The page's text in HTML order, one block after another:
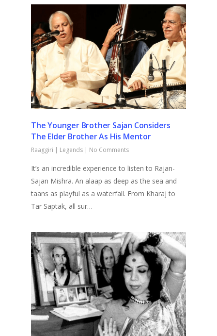
The Younger Brother Sajan Considers
The Elder Brother As His Mentor
Raaggiri | Legends | No Comments
It’s an incredible experience to listen to Rajan-
Sajan Mishra. An alaap as deep as the sea and
taans as playful as a waterfall. From Kharaj to
Tar Saptak, all sur…